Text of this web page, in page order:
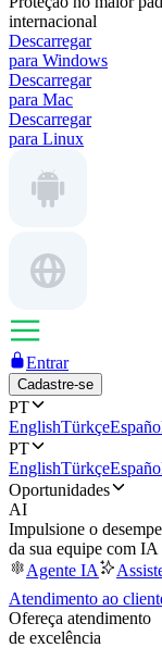
internacional
Descarregar
para Windows
Descarregar
para Mac
Descarregar
para Linux
Entrar
Cadastre-se
PT
EnglishTürkçe
PT
EnglishTürkçe
Oportunidades
AI
Impulsione o
da sua equipe com IA
Agente IA
Atendimento ao
Ofereça atendimento
de excelência